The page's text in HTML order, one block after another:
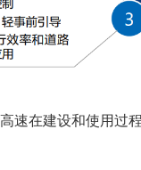
速在建设和使用过